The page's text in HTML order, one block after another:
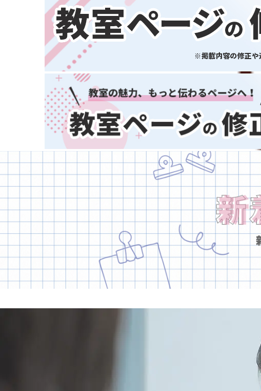
子どもスクールナビ
公式キャラクター
山口県
徳島県
香川県
愛媛県
高知県
九州・沖縄
佐賀県
長崎県
熊本県
宮崎県
鹿児島県
沖縄県
スポーツ・運動(2745)